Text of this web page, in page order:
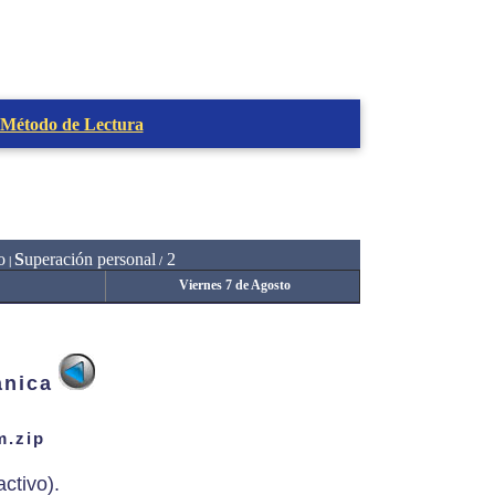
de Lectura
| Superación personal / 2
Viernes 7 de Agosto